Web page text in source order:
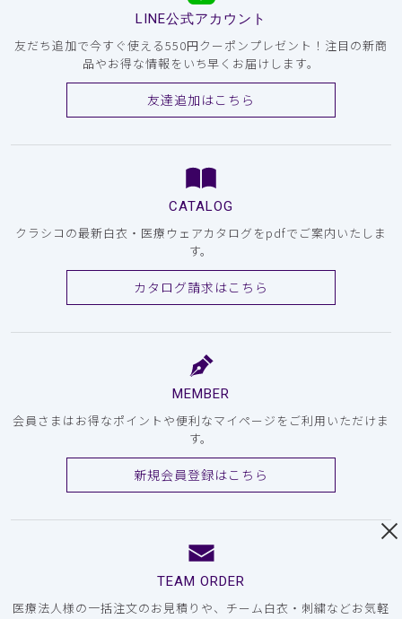
LINE公式アカウント
友だち追加で今すぐ使える550円クーポンプレゼント！注目の新商
品やお得な情報をいち早くお届けします。
友達追加はこちら
CATALOG
クラシコの最新白衣・医療ウェアカタログをpdfでご案内いたしま
す。
カタログ請求はこちら
MEMBER
会員さまはお得なポイントや便利なマイページをご利用いただけま
す。
新規会員登録はこちら
TEAM ORDER
医療法人様の一括注文のお見積りや、チーム白衣・刺繍などお気軽